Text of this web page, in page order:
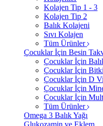
Kolajen Tip 1 - 3
Kolajen Tip 2
Balık Kolajeni
Sıvı Kolajen
Tüm Ürünler
Çocuklar İçin Besin
Çocuklar İçin
Çocuklar İçin
Çocuklar İçin D
Çocuklar İçin
Çocuklar İçin
Tüm Ürünler
Omega 3 Balık Yağı
Glukozamin ve Eklem